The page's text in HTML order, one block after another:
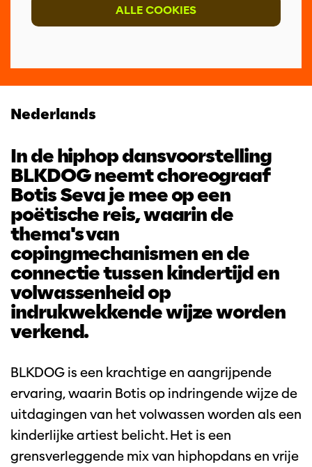
ALLE COOKIES
Nederlands
In de hiphop dansvoorstelling
BLKDOG neemt choreograaf
Botis Seva je mee op een
poëtische reis, waarin de
thema's van
copingmechanismen en de
connectie tussen kindertijd en
volwassenheid op
indrukwekkende wijze worden
verkend.
BLKDOG is een krachtige en aangrijpende
ervaring, waarin Botis op indringende wijze de
uitdagingen van het volwassen worden als een
kinderlijke artiest belicht. Het is een
grensverleggende mix van hiphopdans en vrije